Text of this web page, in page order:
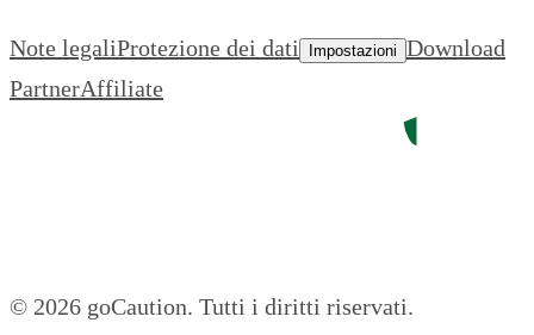
Note legaliProtezione dei dati Impostazioni Download
PartnerAffiliate
© 2026 goCaution. Tutti i diritti riservati.